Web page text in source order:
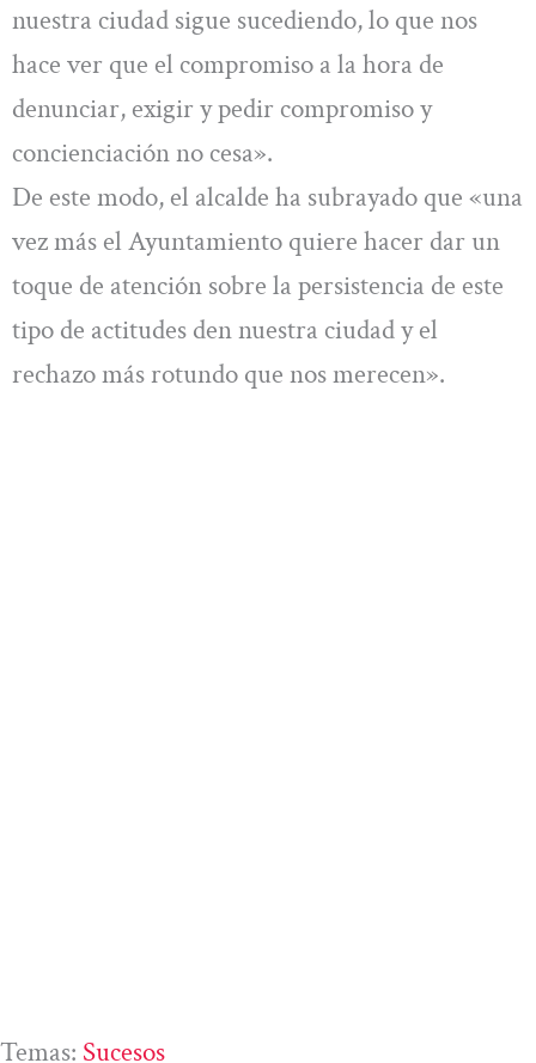
nuestra ciudad sigue sucediendo, lo que nos
hace ver que el compromiso a la hora de
denunciar, exigir y pedir compromiso y
concienciación no cesa».
De este modo, el alcalde ha subrayado que «una
vez más el Ayuntamiento quiere hacer dar un
toque de atención sobre la persistencia de este
tipo de actitudes den nuestra ciudad y el
rechazo más rotundo que nos merecen».
Temas: Sucesos